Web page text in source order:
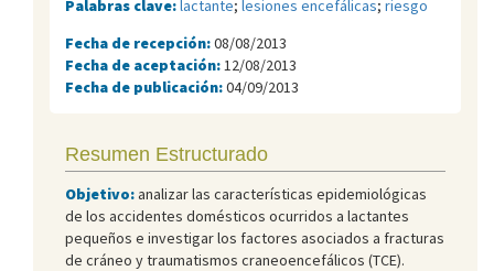
Palabras clave:lactante; lesiones encefálicas; riesgo
Fecha de recepción:08/08/2013
Fecha de aceptación: 12/08/2013
Fecha de publicación:04/09/2013
Resumen Estructurado
Objetivo:analizar las características epidemiológicas
de los accidentes domésticos ocurridos a lactantes
pequeños e investigar los factores asociados a fracturas
de cráneo y traumatismos craneoencefálicos (TCE).